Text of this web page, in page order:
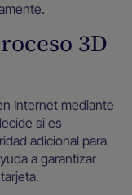
3D
Internet mediante
si es
adicional para
a garantizar